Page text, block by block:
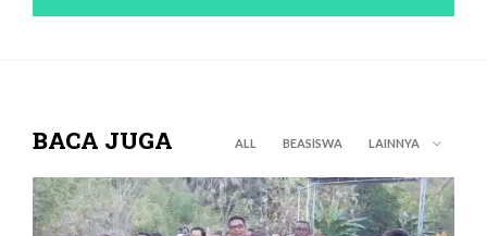
BACA JUGA ALL BEASISWA LAINNYA